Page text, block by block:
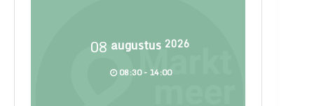
08 augustus 2026
08:30 - 14:00